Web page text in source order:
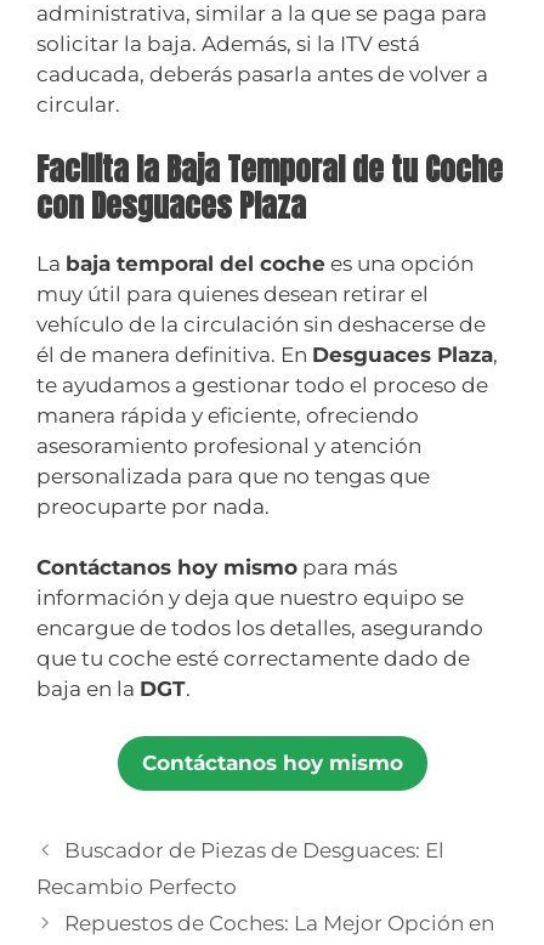
administrativa, similar a la que se paga para
solicitar la baja. Además, si la ITV está
caducada, deberás pasarla antes de volver a
circular.
Facilita la Baja Temporal de tu Coche
con Desguaces Plaza
La baja temporal del coche es una opción
muy útil para quienes desean retirar el
vehículo de la circulación sin deshacerse de
él de manera definitiva. En Desguaces Plaza,
te ayudamos a gestionar todo el proceso de
manera rápida y eficiente, ofreciendo
asesoramiento profesional y atención
personalizada para que no tengas que
preocuparte por nada.
Contáctanos hoy mismo para más
información y deja que nuestro equipo se
encargue de todos los detalles, asegurando
que tu coche esté correctamente dado de
baja en la DGT.
Contáctanos hoy mismo
Buscador de Piezas de Desguaces: El
Recambio Perfecto
Repuestos de Coches: La Mejor Opción en